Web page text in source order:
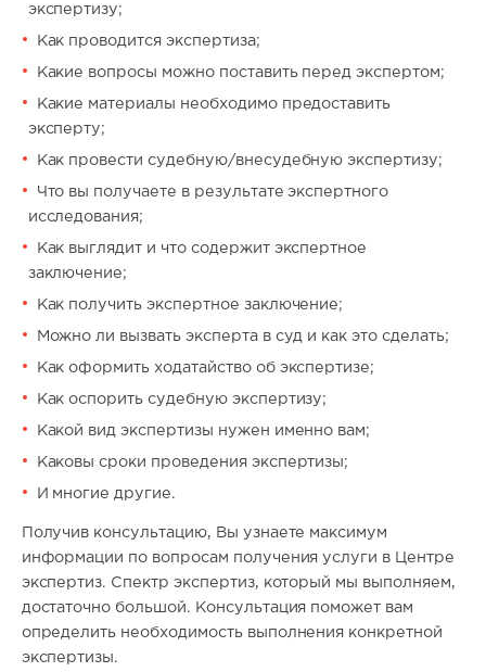
экспертизу;
Как проводится экспертиза;
Какие вопросы можно поставить перед экспертом;
Какие материалы необходимо предоставить
эксперту;
Как провести судебную/внесудебную экспертизу;
Что вы получаете в результате экспертного
исследования;
Как выглядит и что содержит экспертное
заключение;
Как получить экспертное заключение;
Можно ли вызвать эксперта в суд и как это сделать;
Как оформить ходатайство об экспертизе;
Как оспорить судебную экспертизу;
Какой вид экспертизы нужен именно вам;
Каковы сроки проведения экспертизы;
И многие другие.
Получив консультацию, Вы узнаете максимум
информации по вопросам получения услуги в Центре
экспертиз. Спектр экспертиз, который мы выполняем,
достаточно большой. Консультация поможет вам
определить необходимость выполнения конкретной
экспертизы.